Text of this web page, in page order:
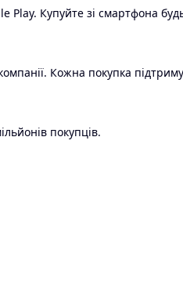
Купуйте зі смартфона
Кожна покупка
покупців.